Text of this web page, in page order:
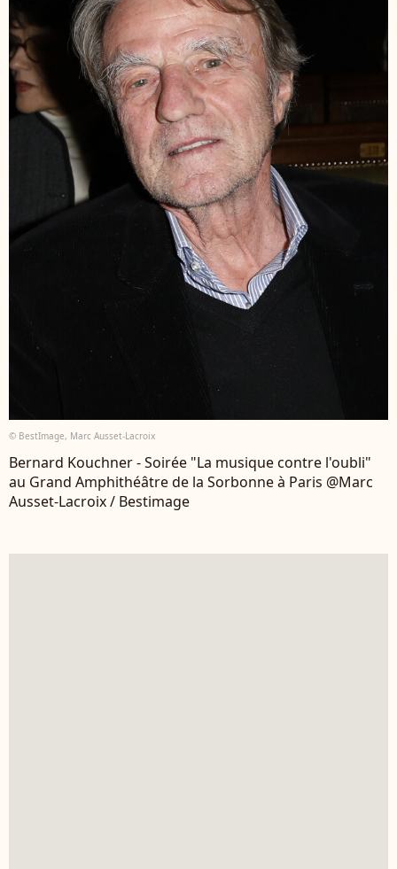
© BestImage, Marc Ausset-Lacroix
Bernard Kouchner - Soirée "La musique contre l'oubli"
au Grand Amphithéâtre de la Sorbonne à Paris @Marc
Ausset-Lacroix / Bestimage